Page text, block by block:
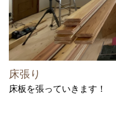
床張り
床板を張っていきます！